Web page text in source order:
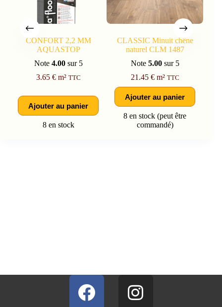
Note4.00sur 5
3.65€m²TTC
Ajouter au panier
Note 5.00sur 5
21.45€m²TTC
Ajouter au panier
8 en stock (peut être